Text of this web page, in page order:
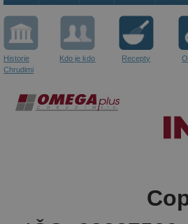
Historie
Chrudimi
Kdo je kdo Recepty